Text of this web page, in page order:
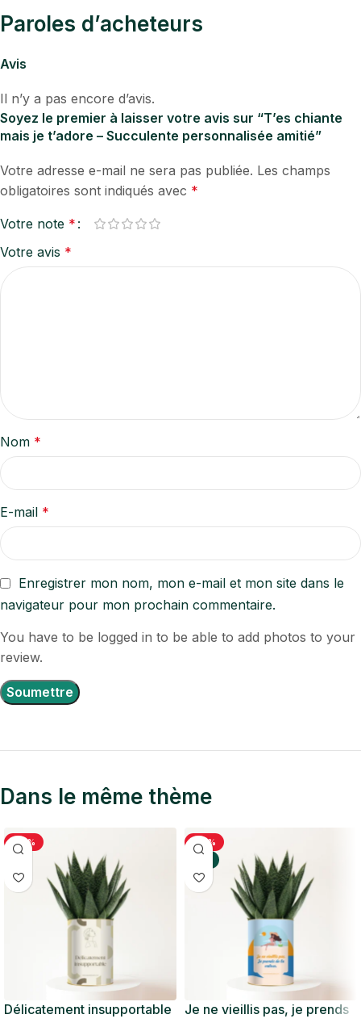
Paroles d’acheteurs
Avis
Il n’y a pas encore d’avis.
Soyez le premier à laisser votre avis sur “T’es chiante
mais je t’adore – Succulente personnalisée amitié”
Votre adresse e-mail ne sera pas publiée. Les champs
obligatoires sont indiqués avec *
Votre note *
Votre avis *
Nom *
E-mail *
Enregistrer mon nom, mon e-mail et mon site dans le
navigateur pour mon prochain commentaire.
You have to be logged in to be able to add photos to your
review.
Dans le même thème
-33%
Délicatement insupportable
-33%
Je ne vieillis pas, je prends